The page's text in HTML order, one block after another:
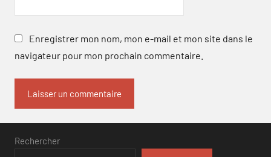
Enregistrer mon nom, mon e-mail et mon site dans le
navigateur pour mon prochain commentaire.
Rechercher